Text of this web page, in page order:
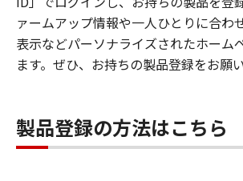
ァームアップ情報や一人ひとりに合わ
表示などパーソナライズされたホーム
ます。ぜひ、お持ちの製品登録をお願
製品登録の方法はこちら